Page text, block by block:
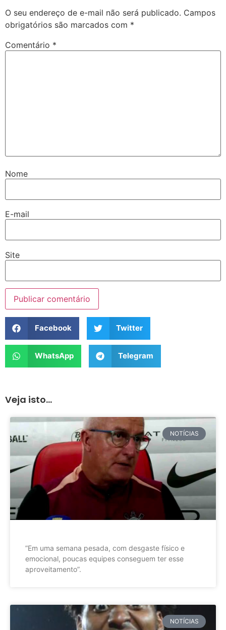
O seu endereço de e-mail não será publicado. Campos
obrigatórios são marcados com *
Comentário *
Nome
E-mail
Site
Facebook Twitter
WhatsApp Telegram
Veja isto...
NOTÍCIAS
”Em uma semana pesada, com desgaste físico e
emocional, poucas equipes conseguem ter esse
aproveitamento”.
NOTÍCIAS